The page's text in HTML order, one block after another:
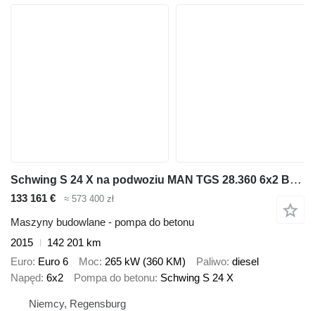
Schwing S 24 X na podwoziu MAN TGS 28.360 6x2 BL - SCHWING 24 m - Nr.: 982
133 161 € ≈ 573 400 zł
Maszyny budowlane - pompa do betonu
2015
142 201 km
Euro Euro 6 Moc 265 kW (360 KM) Paliwo diesel
Napęd 6x2 Pompa do betonu Schwing S 24 X
Niemcy, Regensburg